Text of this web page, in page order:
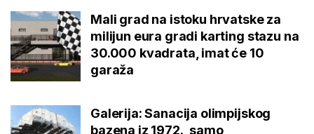
Mali grad na istoku hrvatske za
milijun eura gradi karting stazu na
30.000 kvadrata, imat će 10
garaža
Galerija: Sanacija olimpijskog
bazena iz 1972., samo